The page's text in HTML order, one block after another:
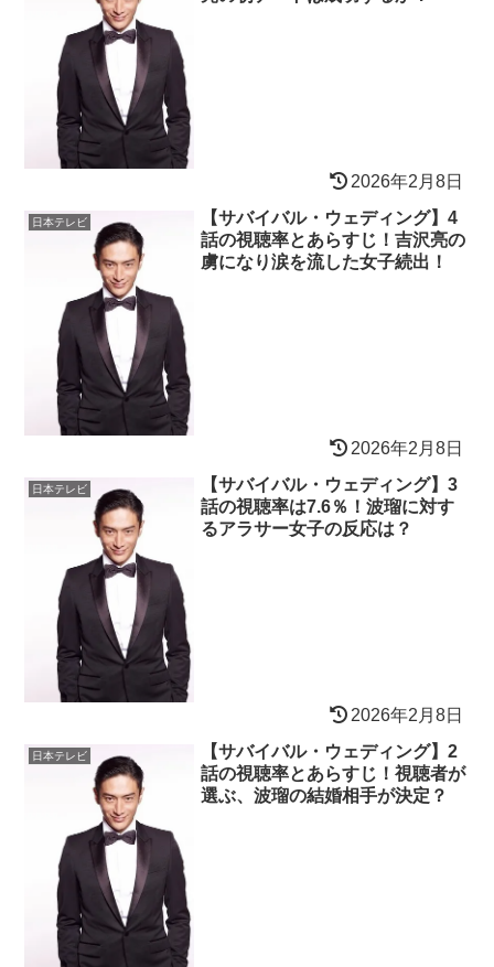
2026年2月8日
日本テレビ
【サバイバル・ウェディング】4
話の視聴率とあらすじ！吉沢亮の
虜になり涙を流した女子続出！
2026年2月8日
日本テレビ
【サバイバル・ウェディング】3
話の視聴率は7.6％！波瑠に対す
るアラサー女子の反応は？
2026年2月8日
日本テレビ
【サバイバル・ウェディング】2
話の視聴率とあらすじ！視聴者が
選ぶ、波瑠の結婚相手が決定？